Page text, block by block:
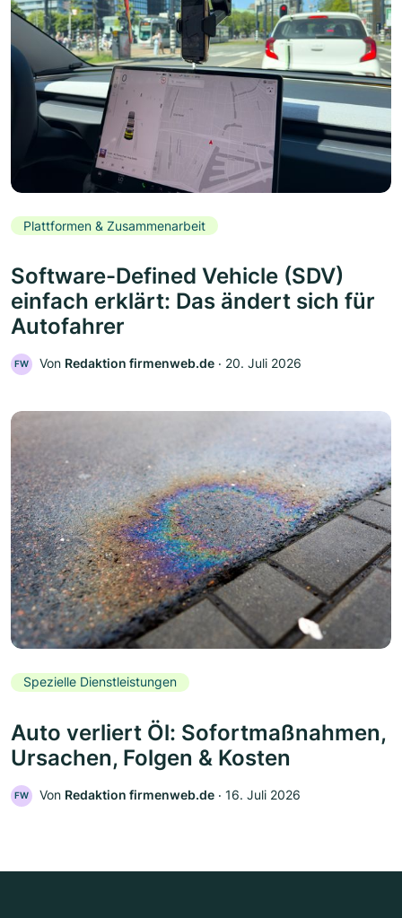
Plattformen & Zusammenarbeit
Software-Defined Vehicle (SDV)
einfach erklärt: Das ändert sich für
Autofahrer
FW Von Redaktion firmenweb.de ‧ 20. Juli 2026
Spezielle Dienstleistungen
Auto verliert Öl: Sofortmaßnahmen,
Ursachen, Folgen & Kosten
FW Von Redaktion firmenweb.de ‧ 16. Juli 2026